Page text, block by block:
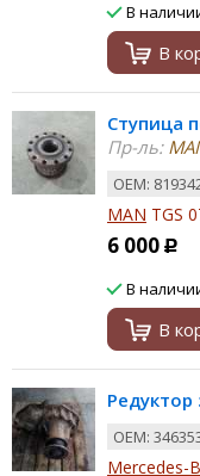
В
В
Ступица
Пр-ль:
ОЕМ:
MAN TGS
6 000 Р
В
В
Редуктор
ОЕМ:
Mercedes-